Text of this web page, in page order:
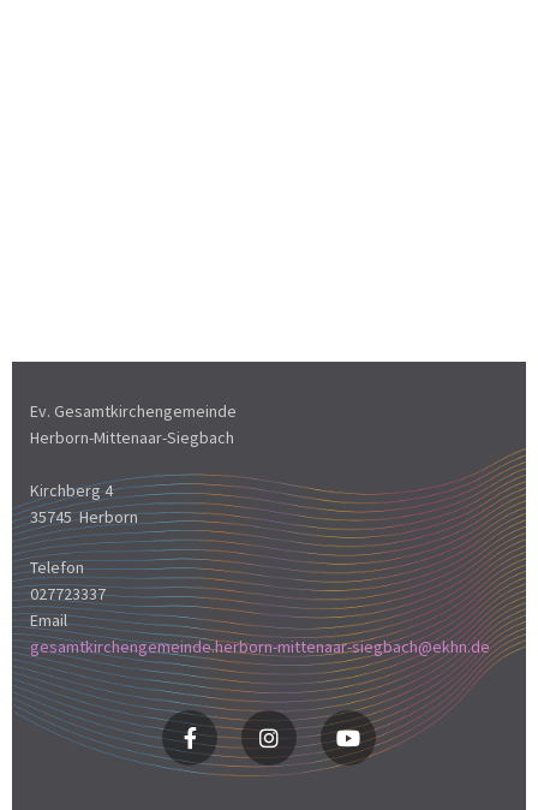
Ev. Gesamtkirchengemeinde
Herborn-Mittenaar-Siegbach
Kirchberg 4
35745 Herborn
Telefon
027723337
Email
gesamtkirchengemeinde.herborn-mittenaar-siegbach@ekhn.de